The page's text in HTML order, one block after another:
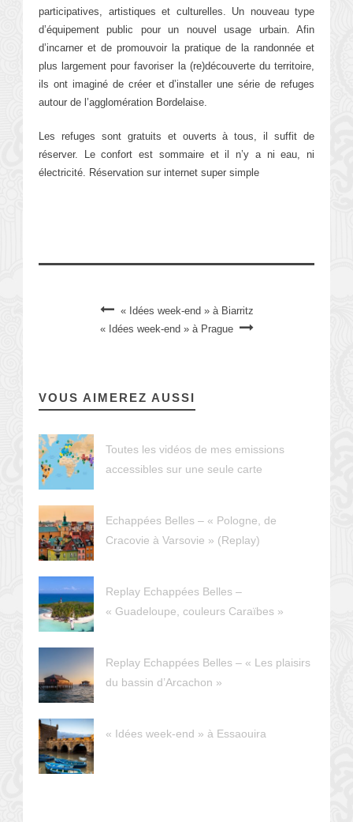
participatives, artistiques et culturelles. Un nouveau type
d’équipement public pour un nouvel usage urbain. Afin
d’incarner et de promouvoir la pratique de la randonnée et
plus largement pour favoriser la (re)découverte du territoire,
ils ont imaginé de créer et d’installer une série de refuges
autour de l’agglomération Bordelaise.
Les refuges sont gratuits et ouverts à tous, il suffit de
réserver. Le confort est sommaire et il n’y a ni eau, ni
électricité. Réservation sur internet super simple
« Idées week-end » à Biarritz
« Idées week-end » à Prague
VOUS AIMEREZ AUSSI
Toutes les vidéos de mes emissions
accessibles sur une seule carte
Echappées Belles – « Pologne, de
Cracovie à Varsovie » (Replay)
Replay Echappées Belles –
« Guadeloupe, couleurs Caraïbes »
Replay Echappées Belles – « Les plaisirs
du bassin d’Arcachon »
« Idées week-end » à Essaouira